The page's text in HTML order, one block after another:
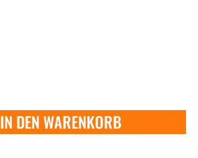
IN DEN WARENKORB